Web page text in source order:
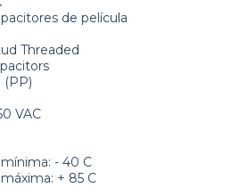
de película
Threaded
(PP)
VAC
- 40 C
+ 85 C